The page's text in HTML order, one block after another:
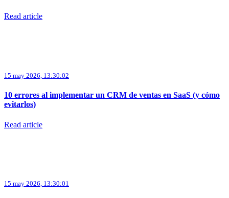
Read article
15 may 2026, 13:30:02
10 errores al implementar un CRM de ventas en SaaS (y cómo
evitarlos)
Read article
15 may 2026, 13:30:01